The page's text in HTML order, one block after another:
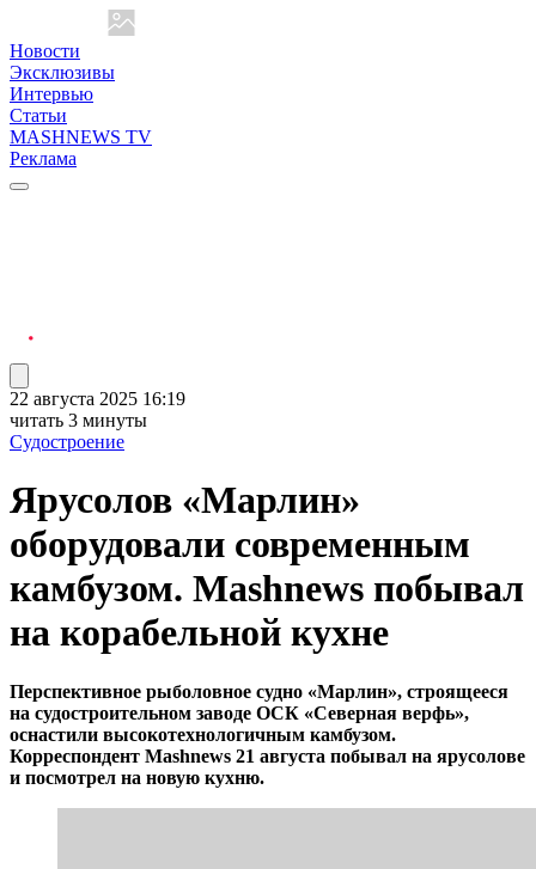
Новости
Эксклюзивы
Интервью
Статьи
MASHNEWS TV
Реклама
22 августа 2025 16:19
читать 3 минуты
Судостроение
Ярусолов «Марлин»
оборудовали современным
камбузом. Mashnews побывал
на корабельной кухне
Перспективное рыболовное судно «Марлин», строящееся
на судостроительном заводе ОСК «Северная верфь»,
оснастили высокотехнологичным камбузом.
Корреспондент Mashnews 21 августа побывал на ярусолове
и посмотрел на новую кухню.